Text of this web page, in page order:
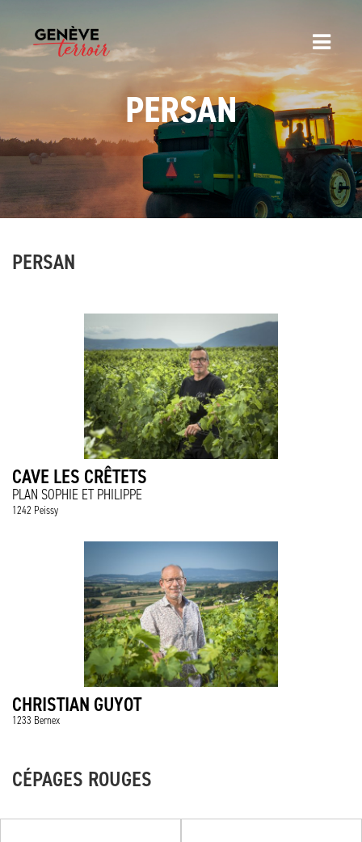
PERSAN
PERSAN
CAVE LES CRÊTETS
PLAN SOPHIE ET PHILIPPE
1242 Peissy
CHRISTIAN GUYOT
1233 Bernex
CÉPAGES ROUGES